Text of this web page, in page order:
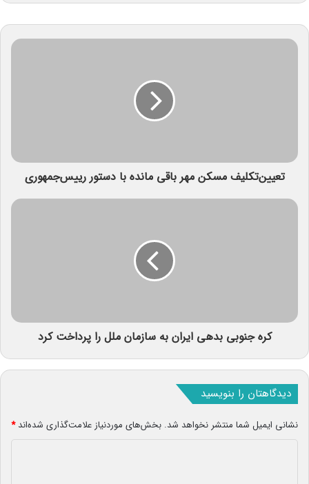
تعیین‌تکلیف مسکن مهر باقی مانده با دستور رییس‌جمهوری
کره جنوبی بدهی ایران به سازمان ملل را پرداخت کرد
دیدگاهتان را بنویسید
نشانی ایمیل شما منتشر نخواهد شد. بخش‌های موردنیاز علامت‌گذاری شده‌اند*